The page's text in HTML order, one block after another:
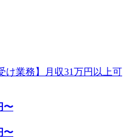
け業務】月収31万円以上可
〜
〜